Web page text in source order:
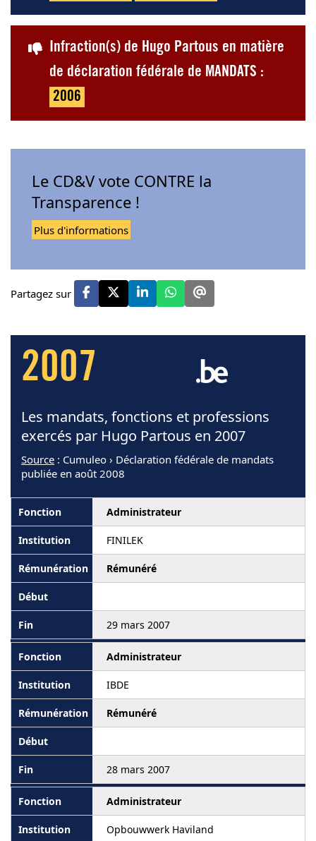
Infraction(s) de Hugo Partous en matière
de déclaration fédérale de MANDATS :
2006
Le CD&V vote CONTRE la
Transparence !
Plus d'informations
Partagez sur
2007
Les mandats, fonctions et professions
exercés par Hugo Partous en 2007
Source : Cumuleo › Déclaration fédérale de mandats
publiée en août 2008
Administrateur
FINILEK
Rémunéré
29 mars 2007
Administrateur
IBDE
Rémunéré
28 mars 2007
Administrateur
Opbouwwerk Haviland